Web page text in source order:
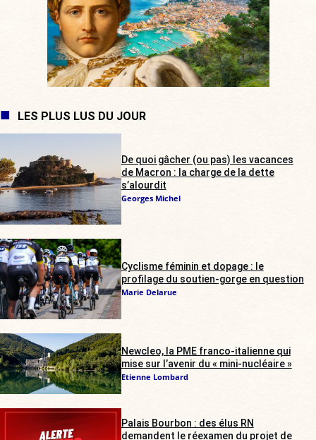
LES PLUS LUS DU JOUR
De quoi gâcher (ou pas) les vacances
de Macron : la charge de la dette
s’alourdit
Georges Michel
Cyclisme féminin et dopage : le
profilage du soutien-gorge en question
Marie Delarue
Newcleo, la PME franco-italienne qui
mise sur l’avenir du « mini-nucléaire »
Etienne Lombard
Palais Bourbon : des élus RN
demandent le réexamen du projet de